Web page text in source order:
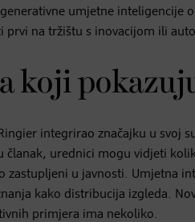
umjetne inteligencije
na tržištu s inovacijom ili
koji
integrirao značajku u svoj
članak, urednici mogu vidjeti
zastupljeni u javnosti. Umjetna
kako distribucija izgleda.
primjera ima nekoliko.